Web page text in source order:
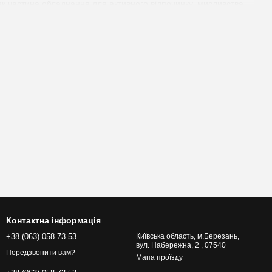
Контактна інформація
+38 (063) 058-73-53
Передзвонити вам?
Київська область, м.Березань,
вул. Набережна, 2 , 07540
Мапа проїзду